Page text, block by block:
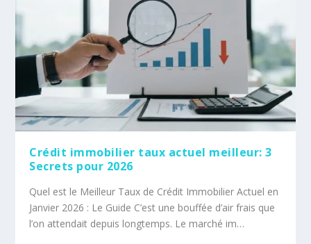
Crédit immobilier taux actuel meilleur: 3
Secrets pour 2026
Quel est le Meilleur Taux de Crédit Immobilier Actuel en
Janvier 2026 : Le Guide C’est une bouffée d’air frais que
l’on attendait depuis longtemps. Le marché im…